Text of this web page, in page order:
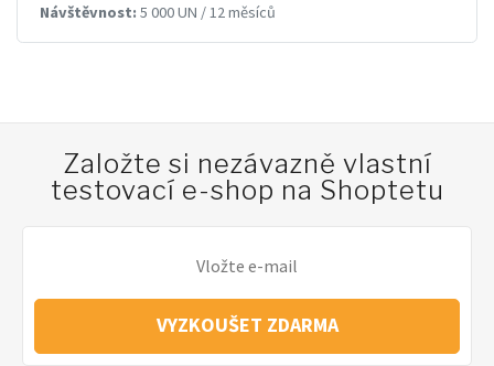
Návštěvnost: 5 000 UN / 12 měsíců
Založte si nezávazně vlastní
testovací e-shop na Shoptetu
VYZKOUŠET ZDARMA